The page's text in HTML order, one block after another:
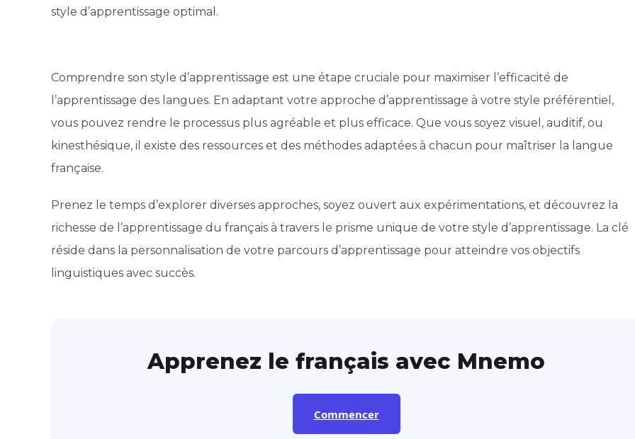
style d’apprentissage optimal.
Comprendre son style d’apprentissage est une étape cruciale pour maximiser l’efficacité de
l’apprentissage des langues. En adaptant votre approche d’apprentissage à votre style préférentiel,
vous pouvez rendre le processus plus agréable et plus efficace. Que vous soyez visuel, auditif, ou
kinesthésique, il existe des ressources et des méthodes adaptées à chacun pour maîtriser la langue
française.
Prenez le temps d’explorer diverses approches, soyez ouvert aux expérimentations, et découvrez la
richesse de l’apprentissage du français à travers le prisme unique de votre style d’apprentissage. La clé
réside dans la personnalisation de votre parcours d’apprentissage pour atteindre vos objectifs
linguistiques avec succès.
Apprenez le français avec Mnemo
Commencer